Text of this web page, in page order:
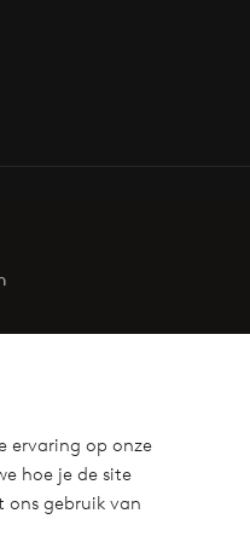
ervaring op onze
hoe je de site
ons gebruik van